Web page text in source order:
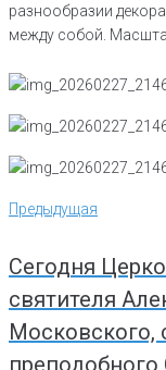
разнообразии
между собой.
Навигация
по
Предыдущая
Предыдущая
Сегодня
святителя
Московского,